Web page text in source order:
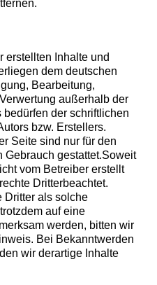
erstellten Inhalte und
dem deutschen
Bearbeitung,
außerhalb der
der schriftlichen
bzw. Erstellers.
Seite sind nur für den
Gebrauch gestattet.Soweit
vom Betreiber erstellt
Dritterbeachtet.
Dritter als solche
auf eine
werden, bitten wir
Bei Bekanntwerden
wir derartige Inhalte